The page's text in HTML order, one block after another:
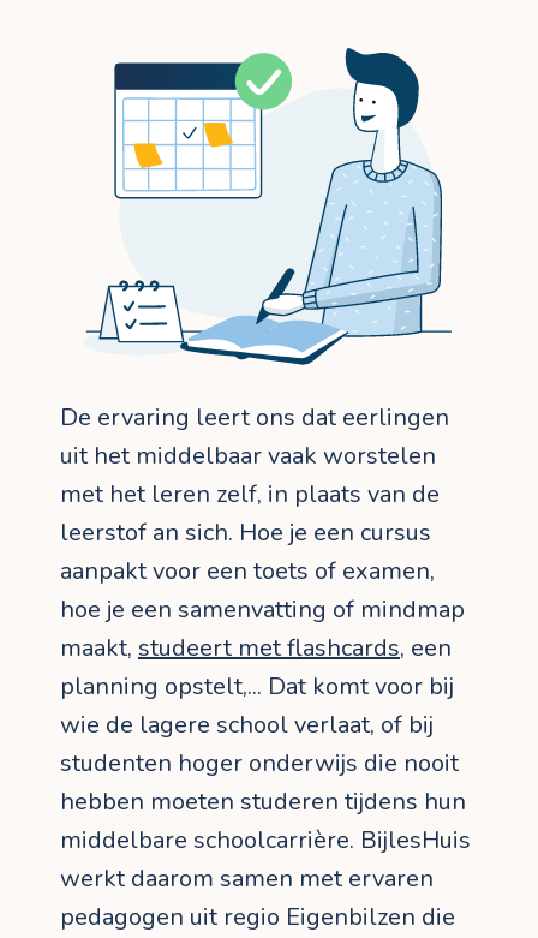
De ervaring leert ons dat eerlingen
uit het middelbaar vaak worstelen
met het leren zelf, in plaats van de
leerstof an sich. Hoe je een cursus
aanpakt voor een toets of examen,
hoe je een samenvatting of mindmap
maakt, studeert met flashcards, een
planning opstelt,... Dat komt voor bij
wie de lagere school verlaat, of bij
studenten hoger onderwijs die nooit
hebben moeten studeren tijdens hun
middelbare schoolcarrière. BijlesHuis
werkt daarom samen met ervaren
pedagogen uit regio Eigenbilzen die